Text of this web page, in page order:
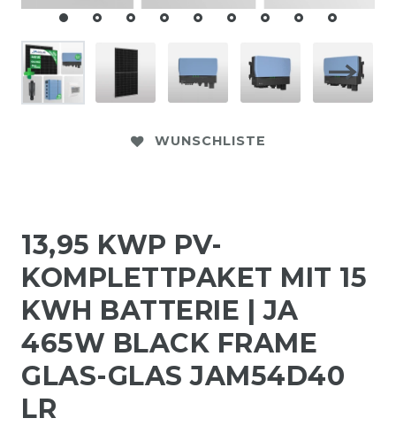
WUNSCHLISTE
13,95 KWP PV-
KOMPLETTPAKET MIT 15
KWH BATTERIE | JA
465W BLACK FRAME
GLAS-GLAS JAM54D40
LR